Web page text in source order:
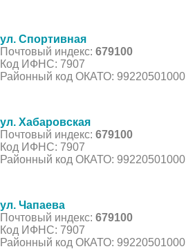
ул. Спортивная
Почтовый индекс: 679100
Код ИФНС: 7907
Районный код ОКАТО: 99220501000
ул. Хабаровская
Почтовый индекс: 679100
Код ИФНС: 7907
Районный код ОКАТО: 99220501000
ул. Чапаева
Почтовый индекс: 679100
Код ИФНС: 7907
Районный код ОКАТО: 99220501000